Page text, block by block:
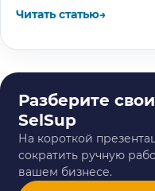
и прочие товары. Из
Читать статью→
Разберите
SelSup
На короткой
сократить ручную
вашем бизнесе.